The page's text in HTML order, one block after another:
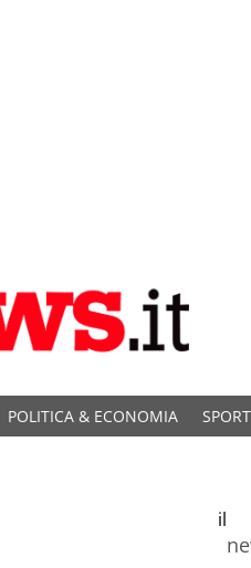
POLITICA & ECONOMIA SPORT
il